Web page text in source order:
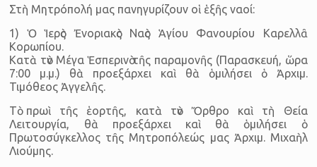
Στὴ Μητρόπολή μας πανηγυρίζουν οἱ ἑξῆς ναοί:
1) Ὁ Ἱερὸς Ἐνοριακὸς Ναὸς Ἁγίου Φανουρίου Καρελλᾶ
Κορωπίου.
Κατὰ τὸν Μέγα Ἑσπερινὸ τῆς παραμονῆς (Παρασκευή, ὥρα
7:00 μ.μ.) θὰ προεξάρχει καὶ θὰ ὁμιλήσει ὁ Ἀρχιμ.
Τιμόθεος Ἀγγελῆς.
Τὸ πρωὶ τῆς ἑορτῆς, κατὰ τὸν Ὄρθρο καὶ τὴ Θεία
Λειτουργία, θὰ προεξάρχει καὶ θὰ ὁμιλήσει ὁ
Πρωτοσύγκελλος τῆς Μητροπόλεώς μας Ἀρχιμ. Μιχαὴλ
Λιούμης.